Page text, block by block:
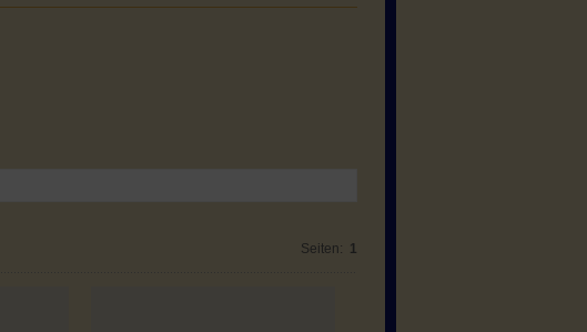
Seiten: 1